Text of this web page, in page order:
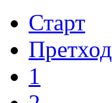
Старт
1